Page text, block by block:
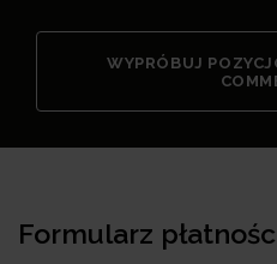
WYPRÓBUJ
Formularz